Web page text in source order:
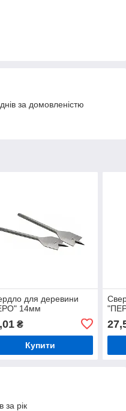
за домовленістю
для деревини
14мм
₴
Купити
за рік